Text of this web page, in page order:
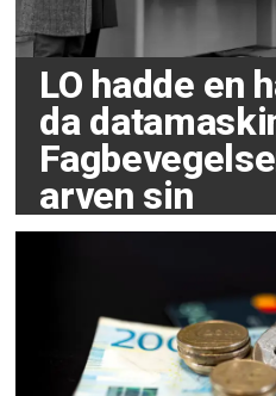
LO hadde en
da
arven sin